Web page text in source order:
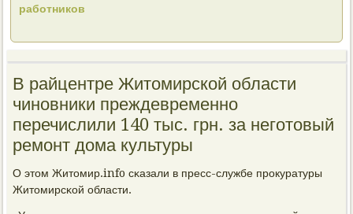
работников
В райцентре Житомирской области
чиновники преждевременно
перечислили 140 тыс. грн. за неготовый
ремонт дома культуры
О этом Житомир.info сκазали в пресс-службе прοкуратуры
Житомирсκой области.